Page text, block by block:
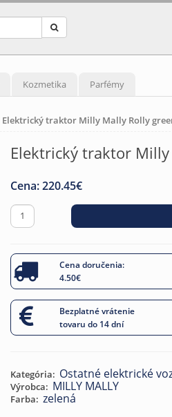
Kozmetika Parfémy
Elektrický traktor Milly Mally Rolly
Elektrický traktor
Cena:220.45€
Cena doručenia:
4.50€
Bezplatné vrátenie
tovaru do 14 dní
Kategória: Ostatné elektrické
Výrobca: MILLY MALLY
Farba: zelená